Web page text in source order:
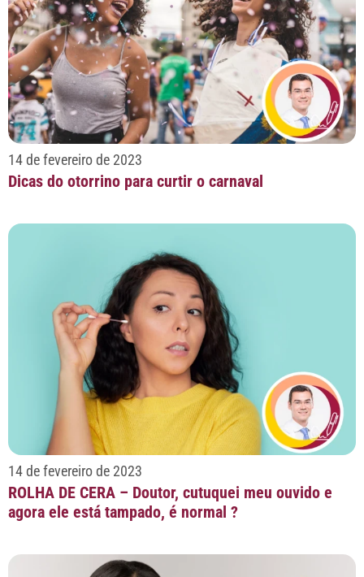
14 de fevereiro de 2023
Dicas do otorrino para curtir o carnaval
14 de fevereiro de 2023
ROLHA DE CERA – Doutor, cutuquei meu ouvido e
agora ele está tampado, é normal ?